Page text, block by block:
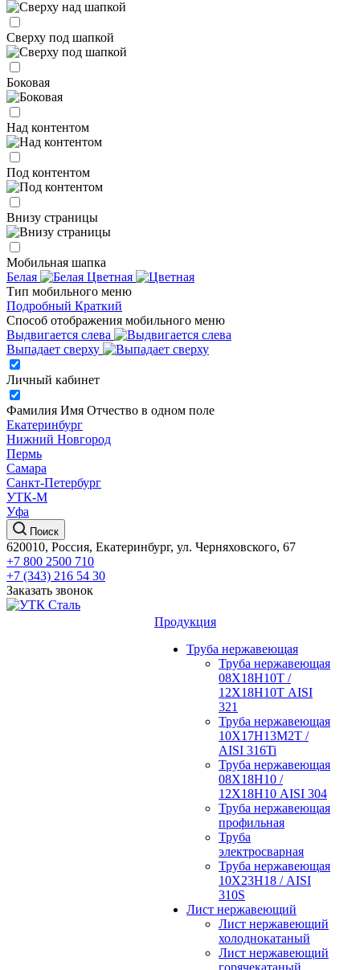
Сверху под шапкой
Боковая
Над контентом
Под контентом
Внизу страницы
Мобильная шапка
Белая
Цветная
Тип мобильного меню
Подробный Краткий
Способ отображения мобильного меню
Выдвигается слева
Выпадает сверху
Личный кабинет
Фамилия Имя Отчество в одном поле
Екатеринбург
Нижний Новгород
Пермь
Самара
Санкт-Петербург
УТК-М
Уфа
Поиск
620010, Россия, Екатеринбург, ул. Черняховского, 67
+7 800 2500 710
+7 (343) 216 54 30
Заказать звонок
Продукция
Труба нержавеющая
Труба нержавеющая
08Х18Н10Т /
12Х18Н10Т AISI
321
Труба нержавеющая
10Х17Н13М2Т /
AISI 316Ti
Труба нержавеющая
08Х18Н10 /
12Х18Н10 AISI 304
Труба нержавеющая
профильная
Труба
электросварная
Труба нержавеющая
10Х23Н18 / AISI
310S
Лист нержавеющий
Лист нержавеющий
холоднокатаный
Лист нержавеющий
горячекатаный